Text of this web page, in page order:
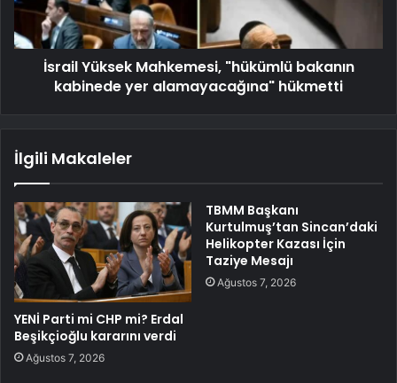
İsrail Yüksek Mahkemesi, "hükümlü bakanın
kabinede yer alamayacağına" hükmetti
İlgili Makaleler
YENİ Parti mi CHP mi? Erdal
Beşikçioğlu kararını verdi
Ağustos 7, 2026
TBMM Başkanı
Kurtulmuş’tan Sincan’daki
Helikopter Kazası İçin
Taziye Mesajı
Ağustos 7, 2026